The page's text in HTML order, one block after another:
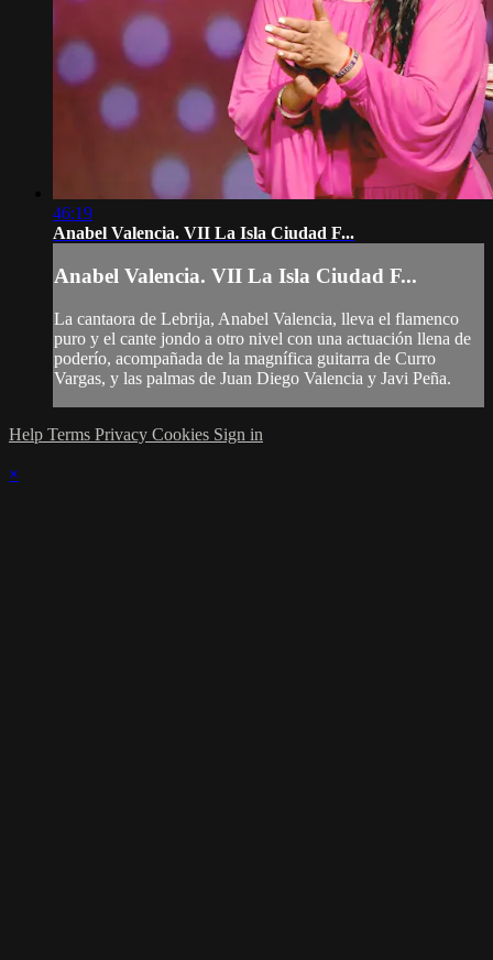
46:19
Anabel Valencia. VII La Isla Ciudad F...
Anabel Valencia. VII La Isla Ciudad F...
La cantaora de Lebrija, Anabel Valencia, lleva el flamenco
puro y el cante jondo a otro nivel con una actuación llena de
poderío, acompañada de la magnífica guitarra de Curro
Vargas, y las palmas de Juan Diego Valencia y Javi Peña.
Help Terms Privacy Cookies Sign in
×